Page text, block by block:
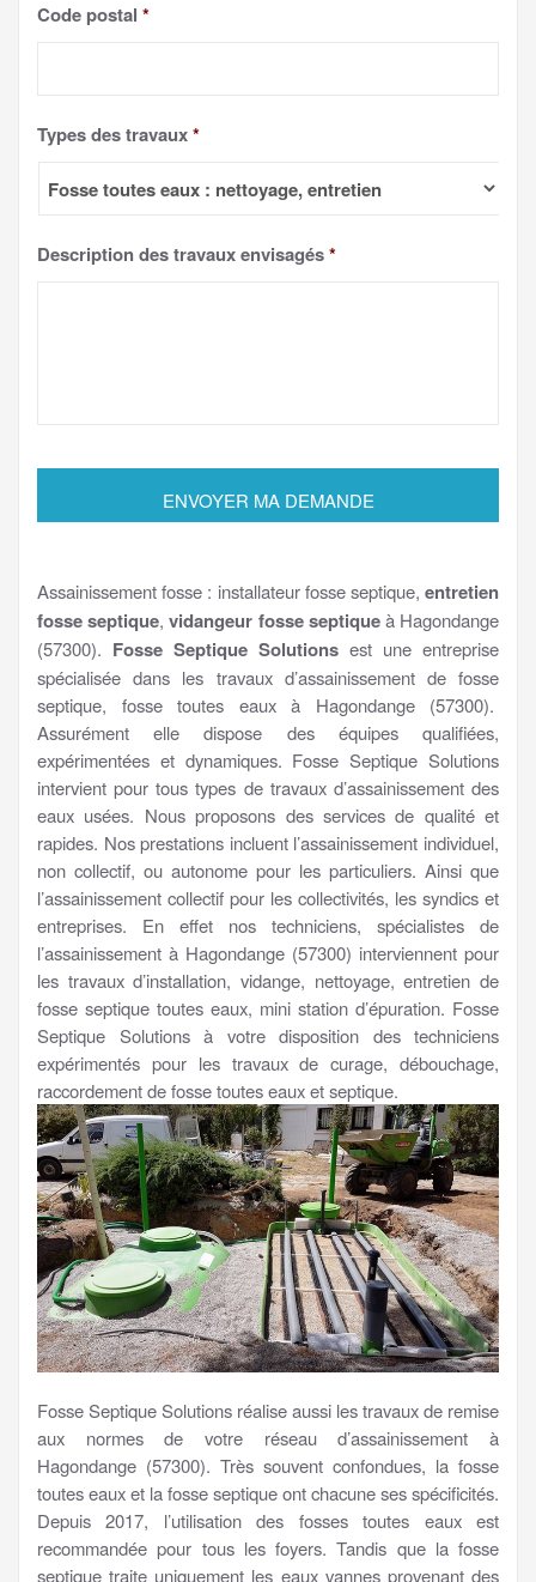
Code postal *
Types des travaux*
Description des travaux envisagés*
Assainissement fosse : installateur fosse septique, entretien
fosse septique,vidangeur fosse septiqueà Hagondange
(57300). Fosse Septique Solutions est une entreprise
spécialisée dans les travaux d’assainissement de fosse
septique, fosse toutes eaux à Hagondange (57300).
Assurément elle dispose des équipes qualifiées,
expérimentées et dynamiques. Fosse Septique Solutions
intervient pour tous types de travaux d’assainissement des
eaux usées. Nous proposons des services de qualité et
rapides. Nos prestations incluent l’assainissement individuel,
non collectif, ou autonome pour les particuliers. Ainsi que
l’assainissement collectif pour les collectivités, les syndics et
entreprises. En effet nos techniciens, spécialistes de
l’assainissement à Hagondange (57300) interviennent pour
les travaux d’installation, vidange, nettoyage, entretien de
fosse septique toutes eaux, mini station d’épuration. Fosse
Septique Solutions à votre disposition des techniciens
expérimentés pour les travaux de curage, débouchage,
raccordement de fosse toutes eaux et septique.
Fosse Septique Solutions réalise aussi les travaux de remise
aux normes de votre réseau d’assainissement à
Hagondange (57300). Très souvent confondues, la fosse
toutes eaux et la fosse septique ont chacune ses spécificités.
Depuis 2017, l’utilisation des fosses toutes eaux est
recommandée pour tous les foyers. Tandis que la fosse
septique traite uniquement les eaux vannes provenant des